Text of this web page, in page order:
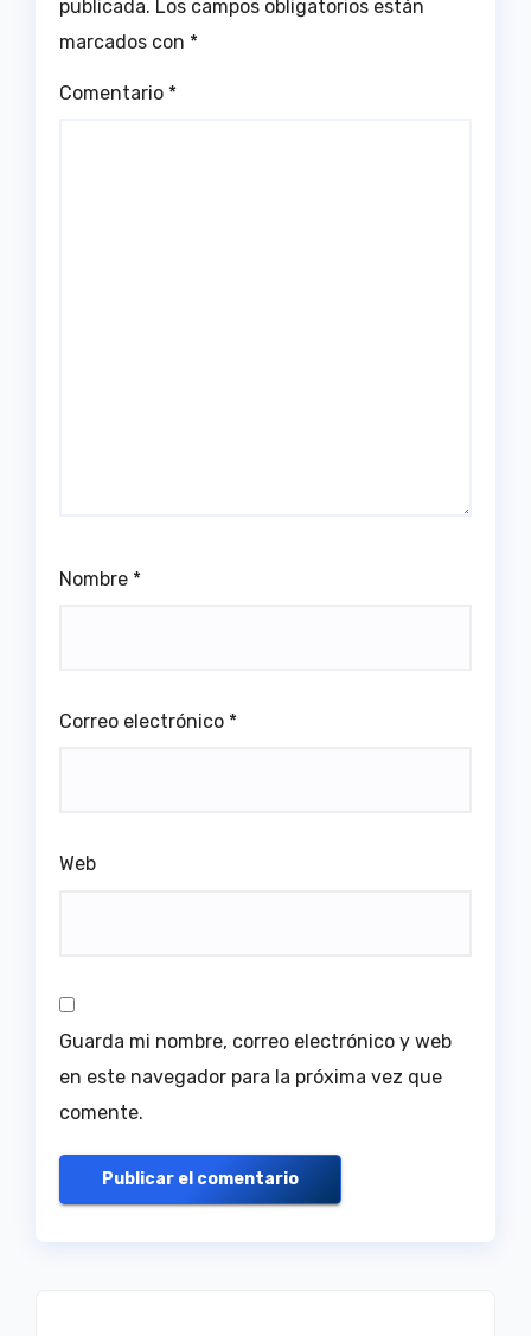
publicada. Los campos obligatorios están
marcados con *
Comentario *
Nombre *
Correo electrónico *
Web
Guarda mi nombre, correo electrónico y web
en este navegador para la próxima vez que
comente.